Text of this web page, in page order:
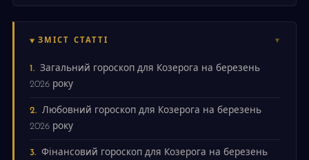
ЗМІСТ СТАТТІ
Загальний гороскоп для Козерога на березень
2026 року
Любовний гороскоп для Козерога на березень
2026 року
Фінансовий гороскоп для Козерога на березень